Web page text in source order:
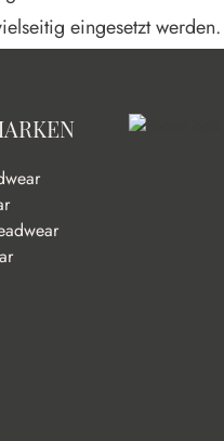
eingesetzt werden.